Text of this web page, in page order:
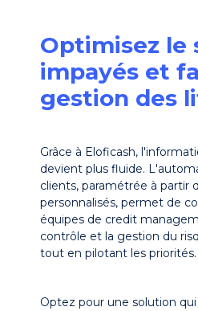
Optimisez le
impayés et
gestion des
Grâce à Eloficash,
devient plus fluide.
clients, paramétrée à partir
personnalisés, permet de
équipes de credit
contrôle et la gestion du
tout en pilotant les priorités.
Optez pour une solution